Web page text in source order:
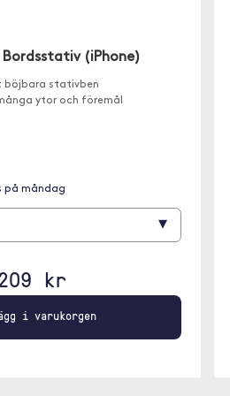
Bordsstativ (iPhone)
böjbara stativben
ytor och föremål
på måndag
▾
kr
i varukorgen